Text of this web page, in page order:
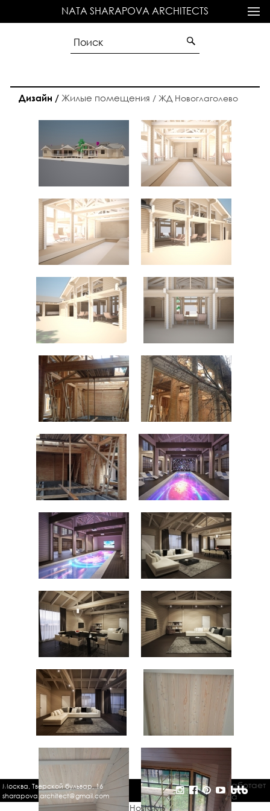
NATA SHARAPOVA ARCHITECTS
Дизайн / Жилые помещения /ЖД Новоглаголево
Москва, Тверской бульвар, 16
sharapova.architect@gmail.com
Работает
на
HostCMS